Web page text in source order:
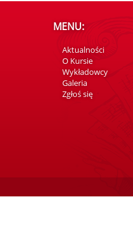
MENU:
Aktualności
O Kursie
Wykładowcy
Galeria
Zgłoś się